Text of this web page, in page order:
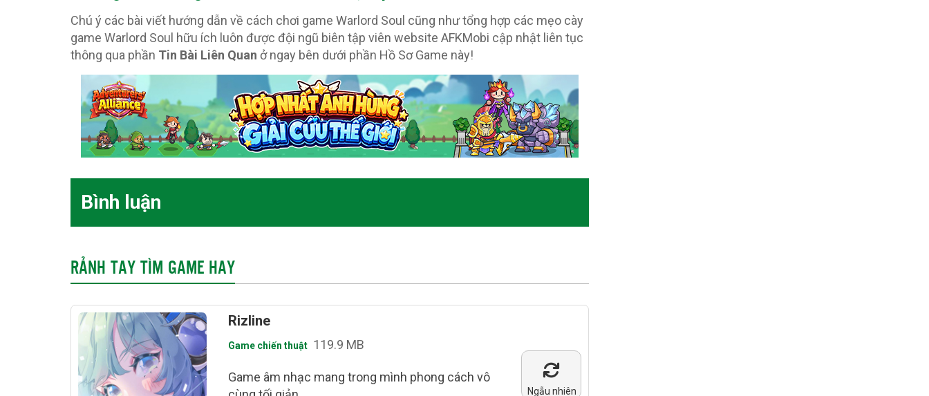
Chú ý các bài viết hướng dẫn về cách chơi game Warlord Soul cũng như tổng hợp các mẹo cày
game Warlord Soul hữu ích luôn được đội ngũ biên tập viên website AFKMobi cập nhật liên tục
thông qua phần Tin Bài Liên Quan ở ngay bên dưới phần Hồ Sơ Game này!
Bình luận
RẢNH TAY TÌM GAME HAY
Rizline
Game chiến thuật 119.9 MB
Game âm nhạc mang trong mình phong cách vô
Ngẫu nhiên